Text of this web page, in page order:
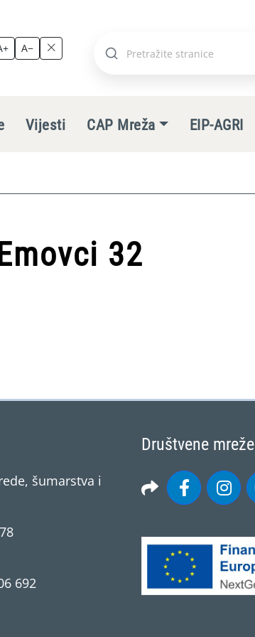
A−
Pretraži
Vijesti CAP Mreža EIP-AGRI
32
šumarstva i
692
Društvene mreže